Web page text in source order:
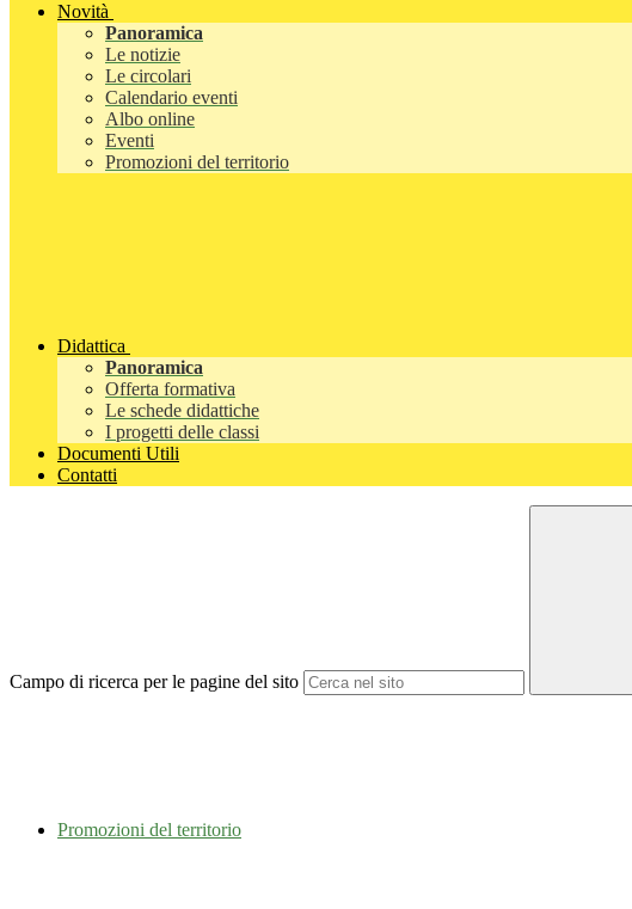
Novità
Panoramica
Le notizie
Le circolari
Calendario eventi
Albo online
Eventi
Promozioni del territorio
Didattica
Panoramica
Offerta formativa
Le schede didattiche
I progetti delle classi
Documenti Utili
Contatti
Campo di ricerca per le pagine del sito
Promozioni del territorio